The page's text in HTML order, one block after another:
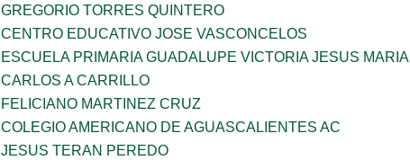
GREGORIO TORRES QUINTERO
CENTRO EDUCATIVO JOSE VASCONCELOS
ESCUELA PRIMARIA GUADALUPE VICTORIA JESUS MARIA
CARLOS A CARRILLO
FELICIANO MARTINEZ CRUZ
COLEGIO AMERICANO DE AGUASCALIENTES AC
JESUS TERAN PEREDO